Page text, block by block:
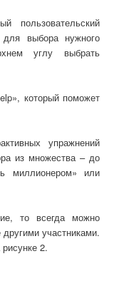
пользовательский
выбора нужного
углу выбрать
который поможет
упражнений
из множества – до
миллионером» или
то всегда можно
участниками.
2.